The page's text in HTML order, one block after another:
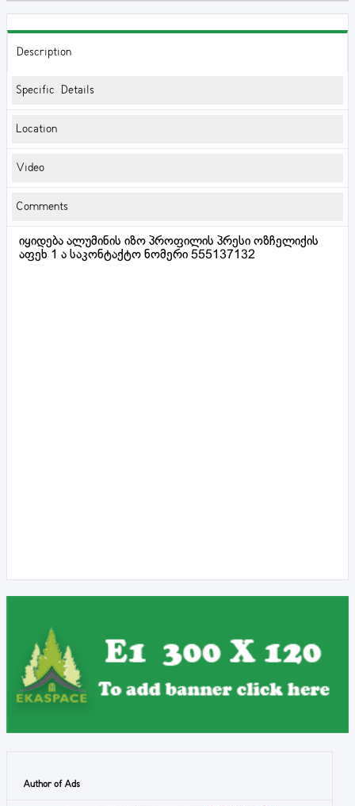
Description
Specific Details
Location
Video
Comments
იყიდება ალუმინის იზო პროფილის პრესი ოზჩელიქის
აფეხ 1 ა საკონტაქტო ნომერი 555137132
Author of Ads